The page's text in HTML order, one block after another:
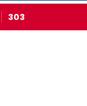
303